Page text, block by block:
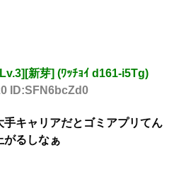
新芽] (ﾜｯﾁｮｲ d161-i5Tg)
ID:SFN6bcZd0
キャリアだとゴミアプリてん
がるしなぁ